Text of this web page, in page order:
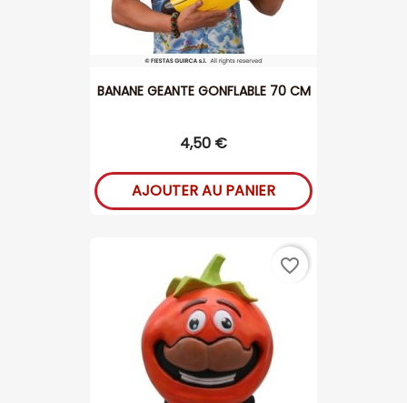
BANANE GEANTE GONFLABLE 70 CM
4,50 €
AJOUTER AU PANIER
favorite_border